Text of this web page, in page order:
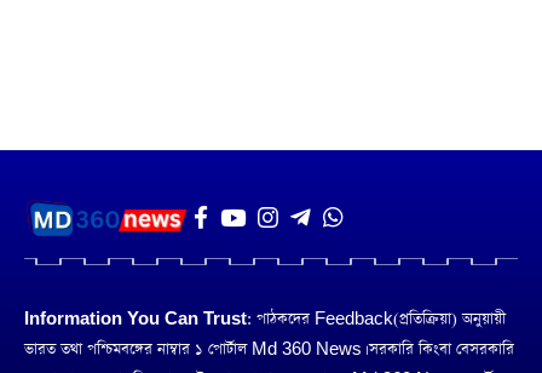
Information You Can Trust: পাঠকদের Feedback(প্রতিক্রিয়া) অনুয়ায়ী
ভারত তথা পশ্চিমবঙ্গের নাম্বার ১ পোর্টাল Md 360 News। সরকারি কিংবা বেসরকারি